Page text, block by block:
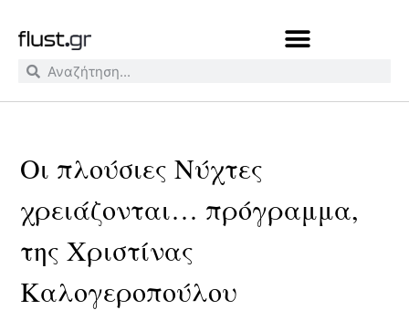
Οι πλούσιες Νύχτες
χρειάζονται… πρόγραμμα,
της Χριστίνας
Καλογεροπούλου